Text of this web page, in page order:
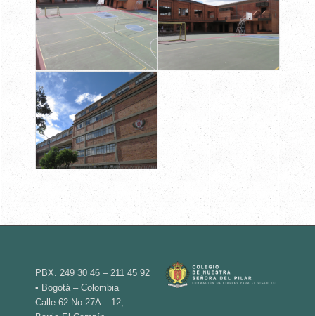
PBX. 249 30 46 – 211 45 92
• Bogotá – Colombia
Calle 62 No 27A – 12,